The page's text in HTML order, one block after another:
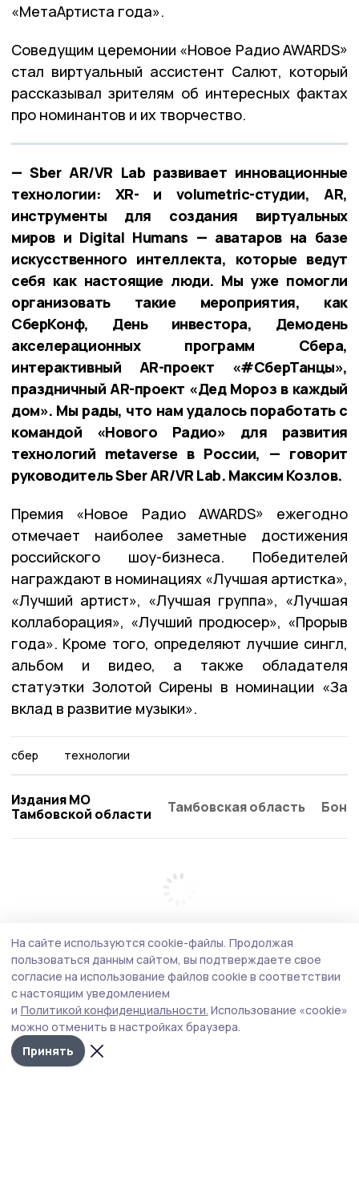
«МетаАртиста года».
Соведущим церемонии «Новое Радио AWARDS»
стал виртуальный ассистент Салют, который
рассказывал зрителям об интересных фактах
про номинантов и их творчество.
— Sber AR/VR Lab развивает инновационные
технологии: XR- и volumetric-студии, AR,
инструменты для создания виртуальных
миров и Digital Humans — аватаров на базе
искусственного интеллекта, которые ведут
себя как настоящие люди. Мы уже помогли
организовать такие мероприятия, как
СберКонф, День инвестора, Демодень
акселерационных программ Сбера,
интерактивный AR-проект «#СберТанцы»,
праздничный AR-проект «Дед Мороз в каждый
дом». Мы рады, что нам удалось поработать с
командой «Нового Радио» для развития
технологий metaverse в России, — говорит
руководитель Sber AR/VR Lab. Максим Козлов.
Премия «Новое Радио AWARDS» ежегодно
отмечает наиболее заметные достижения
российского шоу-бизнеса. Победителей
награждают в номинациях «Лучшая артистка»,
«Лучший артист», «Лучшая группа», «Лучшая
коллаборация», «Лучший продюсер», «Прорыв
года». Кроме того, определяют лучшие сингл,
альбом и видео, а также обладателя
статуэтки Золотой Сирены в номинации «За
вклад в развитие музыки».
сбер технологии
Издания МО
Тамбовской области
Тамбовская область
На сайте используются cookie-файлы. Продолжая
пользоваться данным сайтом, вы подтверждаете свое
согласие на использование файлов cookie в соответствии
с настоящим уведомлением
и Политикой конфиденциальности. Использование «cookie»
можно отменить в настройках браузера.
Принять